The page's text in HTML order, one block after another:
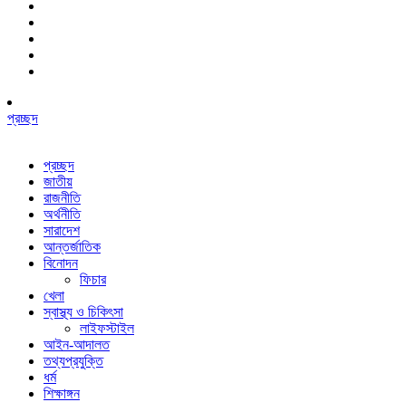
প্রচ্ছদ
প্রচ্ছদ
জাতীয়
রাজনীতি
অর্থনীতি
সারাদেশ
আন্তর্জাতিক
বিনোদন
ফিচার
খেলা
স্বাস্থ্য ও চিকিৎসা
লাইফস্টাইল
আইন-আদালত
তথ্যপ্রযুক্তি
ধর্ম
শিক্ষাঙ্গন